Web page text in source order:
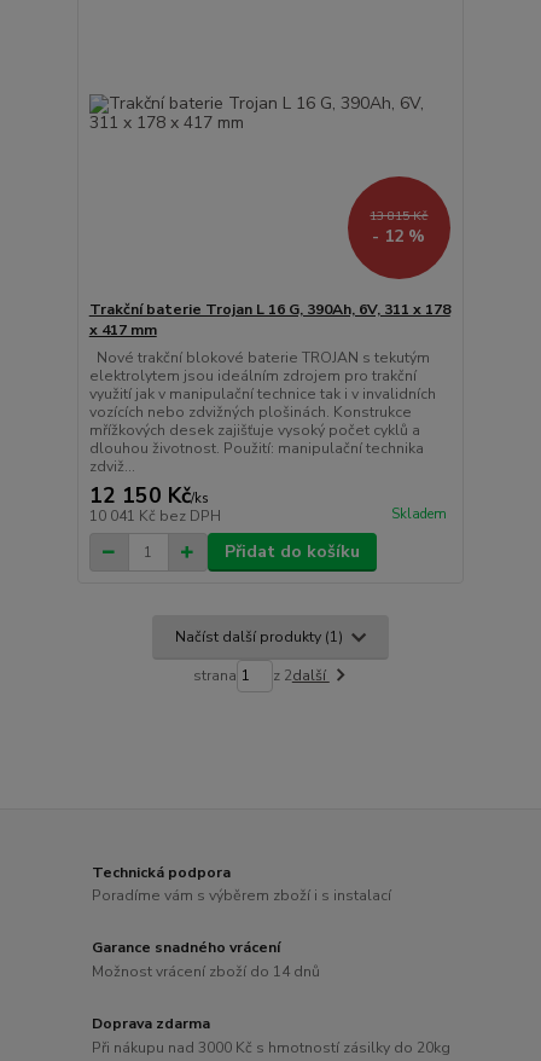
13 815 Kč
- 12 %
Trakční baterie Trojan L 16 G, 390Ah, 6V, 311 x 178
x 417 mm
Nové trakční blokové baterie TROJAN s tekutým
elektrolytem jsou ideálním zdrojem pro trakční
využití jak v manipulační technice tak i v invalidních
vozících nebo zdvižných plošinách. Konstrukce
mřížkových desek zajišťuje vysoký počet cyklů a
dlouhou životnost. Použití: manipulační technika
zdviž...
12 150 Kč/ks
10 041 Kč bez DPH Skladem
Přidat do košíku
Načíst další produkty (1)
strana z 2další
Technická podpora
Poradíme vám s výběrem zboží i s instalací
Garance snadného vrácení
Možnost vrácení zboží do 14 dnů
Doprava zdarma
Při nákupu nad 3000 Kč s hmotností zásilky do 20kg